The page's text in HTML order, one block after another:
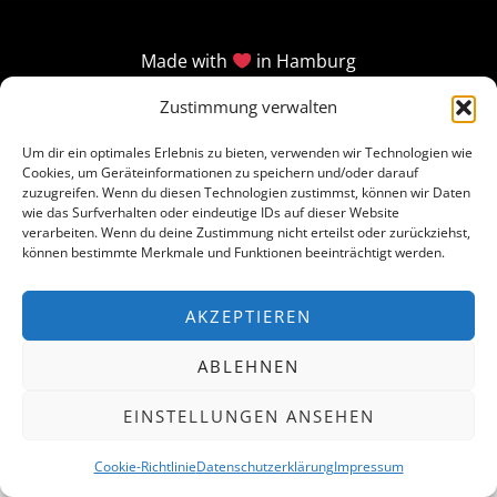
Zustimmung verwalten
Um dir ein optimales Erlebnis zu bieten, verwenden wir Technologien wie
Cookies, um Geräteinformationen zu speichern und/oder darauf
zuzugreifen. Wenn du diesen Technologien zustimmst, können wir Daten
wie das Surfverhalten oder eindeutige IDs auf dieser Website
verarbeiten. Wenn du deine Zustimmung nicht erteilst oder zurückziehst,
können bestimmte Merkmale und Funktionen beeinträchtigt werden.
AKZEPTIEREN
ABLEHNEN
EINSTELLUNGEN ANSEHEN
Cookie-RichtlinieDatenschutzerklärungImpressum
Made with in Hamburg